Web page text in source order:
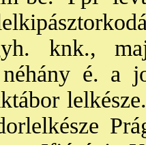
knk.,
néhány é. a